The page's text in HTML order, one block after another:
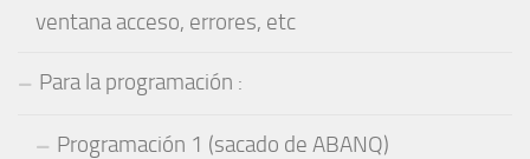
ventana acceso, errores, etc
Para la programación :
Programación 1 (sacado de ABANQ)